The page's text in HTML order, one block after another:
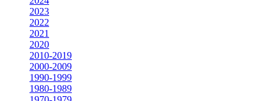
2023
2022
2021
2020
2010-2019
2000-2009
1990-1999
1980-1989